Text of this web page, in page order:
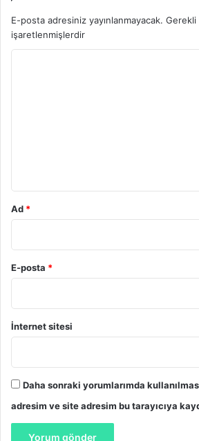
E-posta adresiniz yayınlanmayacak. Gerekli
işaretlenmişlerdir
Ad *
E-posta *
İnternet sitesi
Daha sonraki yorumlarımda
adresim ve site adresim bu tarayıcıya